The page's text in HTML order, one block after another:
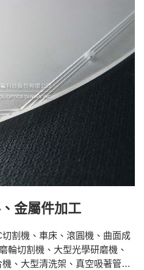
金屬件加工
割機、車床、滾圓機、曲面成
輪切割機、大型光學研磨機、
、大型清洗架、真空吸著管路